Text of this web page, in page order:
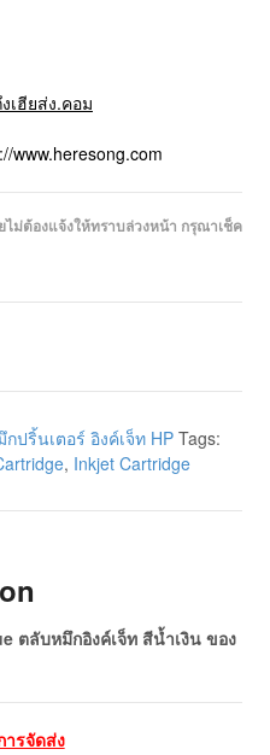
เฮียส่ง.คอม
www.heresong.com
ม่ต้องแจ้งให้ทราบล่วงหน้า กรุณาเช็ค
กปริ้นเตอร์ อิงค์เจ็ท HP Tags:
, Inkjet Cartridge
ตลับหมึกอิงค์เจ็ท สีน้ำเงิน ของ
ารจัดส่ง